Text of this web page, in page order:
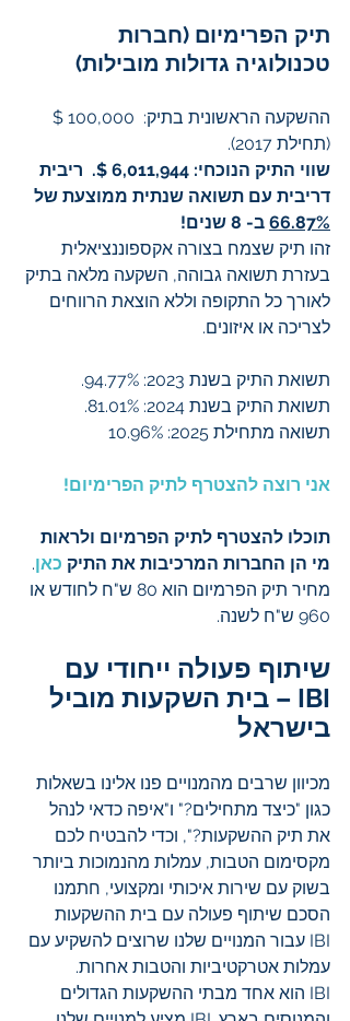
תיק הפרימיום (חברות
טכנולוגיה גדולות מובילות)
ההשקעה הראשונית בתיק:  100,000 $
(תחילת 2017).
שווי התיק הנוכחי: 6,011,944 $.  ריבית
דריבית עם תשואה שנתית ממוצעת של
66.87% ב- 8 שנים!
זהו תיק שצמח בצורה אקספוננציאלית
בעזרת תשואה גבוהה, השקעה מלאה בתיק
לאורך כל התקופה וללא הוצאת הרווחים
לצריכה או איזונים.
תשואת התיק בשנת 2023: 94.77%.
תשואת התיק בשנת 2024: 81.01%.
תשואה מתחילת 2025: 10.96%
אני רוצה להצטרף לתיק הפרימיום!
תוכלו להצטרף לתיק הפרמיום ולראות
מי הן החברות המרכיבות את התיק כאן.
מחיר תיק הפרמיום הוא 80 ש"ח לחודש או
960 ש"ח לשנה.
שיתוף פעולה ייחודי עם
IBI – בית השקעות מוביל
בישראל
מכיוון שרבים מהמנויים פנו אלינו בשאלות
כגון "כיצד מתחילים?" ו"איפה כדאי לנהל
את תיק ההשקעות?", וכדי להבטיח לכם
מקסימום הטבות, עמלות מהנמוכות ביותר
בשוק עם שירות איכותי ומקצועי, חתמנו
הסכם שיתוף פעולה עם בית ההשקעות
IBI עבור המנויים שלנו שרוצים להשקיע עם
עמלות אטרקטיביות והטבות אחרות.
IBI הוא אחד מבתי ההשקעות הגדולים